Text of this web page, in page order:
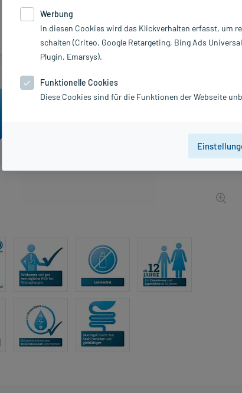
Werbung
In diesen Cookies wird das Klickverhalten erfasst, um
schalten (Criteo, Google Retargeting, Bing Ads
Plugin, Emarsys).
Funktionelle Cookies
Diese Cookies sind für die Funktionen der Webseite